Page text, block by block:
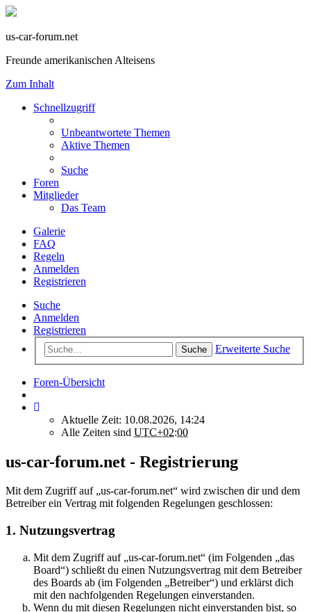
us-car-forum.net
Freunde amerikanischen Alteisens
Zum Inhalt
Schnellzugriff
Unbeantwortete Themen
Aktive Themen
Suche
Foren
Mitglieder
Das Team
Galerie
FAQ
Regeln
Anmelden
Registrieren
Suche
Anmelden
Registrieren
Suche Erweiterte Suche
Foren-Übersicht
Aktuelle Zeit: 10.08.2026, 14:24
Alle Zeiten sind UTC+02:00
us-car-forum.net - Registrierung
Mit dem Zugriff auf „us-car-forum.net“ wird zwischen dir und dem
Betreiber ein Vertrag mit folgenden Regelungen geschlossen:
1. Nutzungsvertrag
Mit dem Zugriff auf „us-car-forum.net“ (im Folgenden „das
Board“) schließt du einen Nutzungsvertrag mit dem Betreiber
des Boards ab (im Folgenden „Betreiber“) und erklärst dich
mit den nachfolgenden Regelungen einverstanden.
Wenn du mit diesen Regelungen nicht einverstanden bist, so